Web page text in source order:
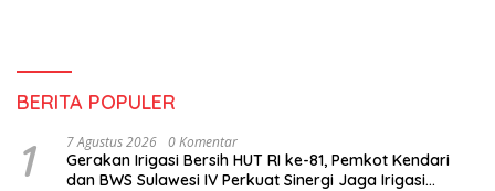
BERITA POPULER
1 7 Agustus 2026 0 Komentar
Gerakan Irigasi Bersih HUT RI ke-81, Pemkot Kendari
dan BWS Sulawesi IV Perkuat Sinergi Jaga Irigasi